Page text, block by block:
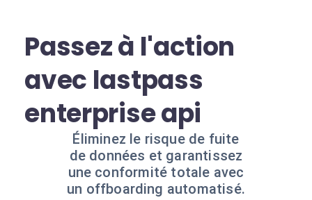
Passez à l'action
avec lastpass
enterprise api
Éliminez le risque de fuite
de données et garantissez
une conformité totale avec
un offboarding automatisé.